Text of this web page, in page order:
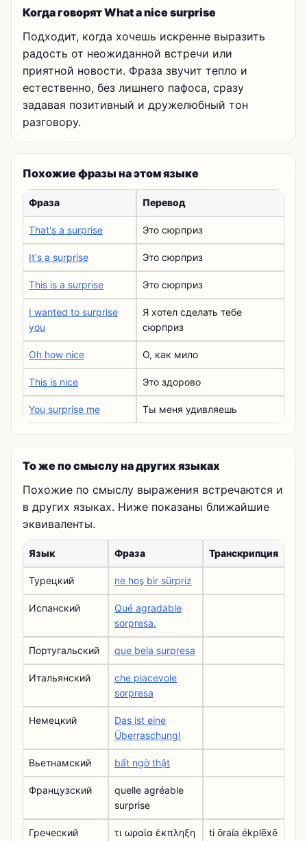
Когда говорят What a nice surprise
Подходит, когда хочешь искренне выразить
радость от неожиданной встречи или
приятной новости. Фраза звучит тепло и
естественно, без лишнего пафоса, сразу
задавая позитивный и дружелюбный тон
разговору.
Похожие фразы на этом языке
Фраза Перевод
That's a surprise Это сюрприз
It's a surprise Это сюрприз
This is a surprise Это сюрприз
I wanted to surprise
you
Я хотел сделать тебе
сюрприз
Oh how nice О, как мило
This is nice Это здорово
You surprise me Ты меня удивляешь
То же по смыслу на других языках
Похожие по смыслу выражения встречаются и
в других языках. Ниже показаны ближайшие
эквиваленты.
Язык Фраза Транскрипция
Турецкий ne hoş bir sürpriz
Испанский
Qué agradable
sorpresa.
Португальский que bela surpresa
Итальянский
che piacevole
sorpresa
Немецкий
Das ist eine
Überraschung!
Вьетнамский bất ngờ thật
Французский
quelle agréable
surprise
Греческий τι ωραία έκπληξη ti ōraía ékplēxē